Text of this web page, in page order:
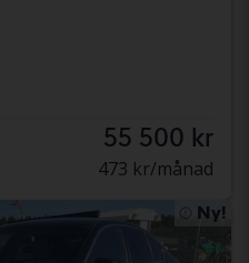
55 500 kr
473 kr/månad
Ny!